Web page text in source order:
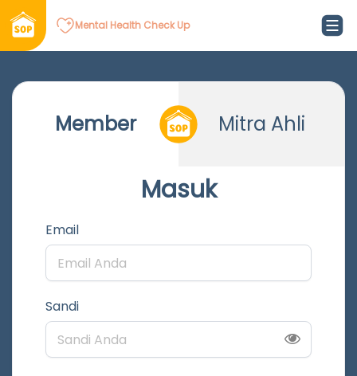
Mental Health Check Up
Member Mitra Ahli
Masuk
Email
Sandi